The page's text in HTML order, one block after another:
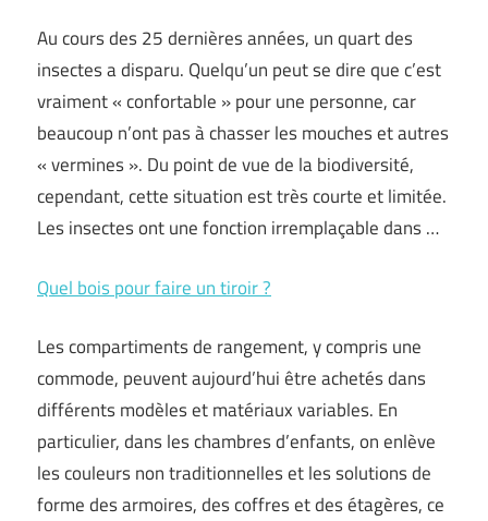
Au cours des 25 dernières années, un quart des
insectes a disparu. Quelqu’un peut se dire que c’est
vraiment « confortable » pour une personne, car
beaucoup n’ont pas à chasser les mouches et autres
« vermines ». Du point de vue de la biodiversité,
cependant, cette situation est très courte et limitée.
Les insectes ont une fonction irremplaçable dans …
Quel bois pour faire un tiroir ?
Les compartiments de rangement, y compris une
commode, peuvent aujourd’hui être achetés dans
différents modèles et matériaux variables. En
particulier, dans les chambres d’enfants, on enlève
les couleurs non traditionnelles et les solutions de
forme des armoires, des coffres et des étagères, ce